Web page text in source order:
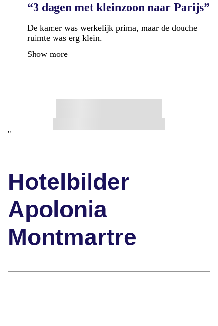
“3 dagen met kleinzoon naar Parijs”
De kamer was werkelijk prima, maar de douche
ruimte was erg klein.
Show more
"
Hotelbilder
Apolonia
Montmartre